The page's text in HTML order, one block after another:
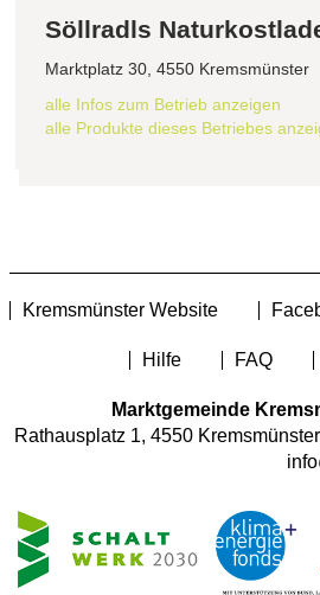
Söllradls
Marktplatz 30, 4550 Kremsmünster
alle Infos zum Betrieb anzeigen
alle Produkte dieses Betriebes
Kremsmünster Website
Hilfe FAQ
Marktgemeinde
Rathausplatz 1, 4550